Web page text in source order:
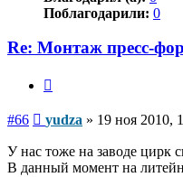
Поблагодарили: 0
Re: Монтаж пресс-
#66 Сообщение
yudza » 19 ноя 2010,
У нас тоже на заводе цирк
В данный момент на